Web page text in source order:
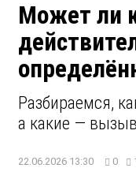
Может ли
Разбираемся,
а какие —
22.06.2026 13:30 0